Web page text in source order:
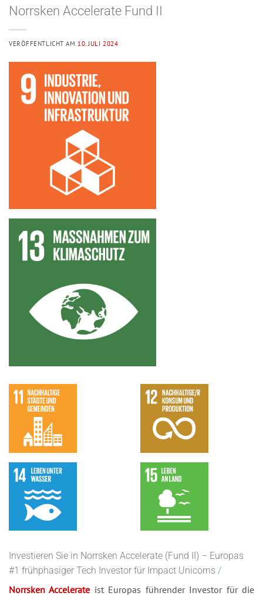
Norrsken Accelerate Fund II
VERÖFFENTLICHT AM 10. JULI 2024
Investieren Sie in Norrsken Accelerate (Fund II) – Europas
#1 frühphasiger Tech Investor für Impact Unicorns /
Norrsken Accelerate ist Europas führender Investor für die